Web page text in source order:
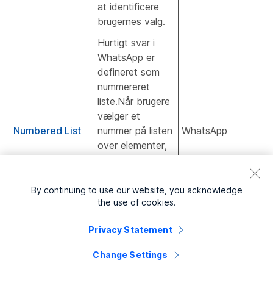
at identificere
brugernes valg.
Numbered List
Hurtigt svar i
WhatsApp er
defineret som
nummereret
liste.Når brugere
vælger et
nummer på listen
over elementer,
modtages den
konfigureret i
forhold til
WhatsApp
listevælgeren
By continuing to use our website, you acknowledge
the use of cookies.
Privacy Statement
Change Settings